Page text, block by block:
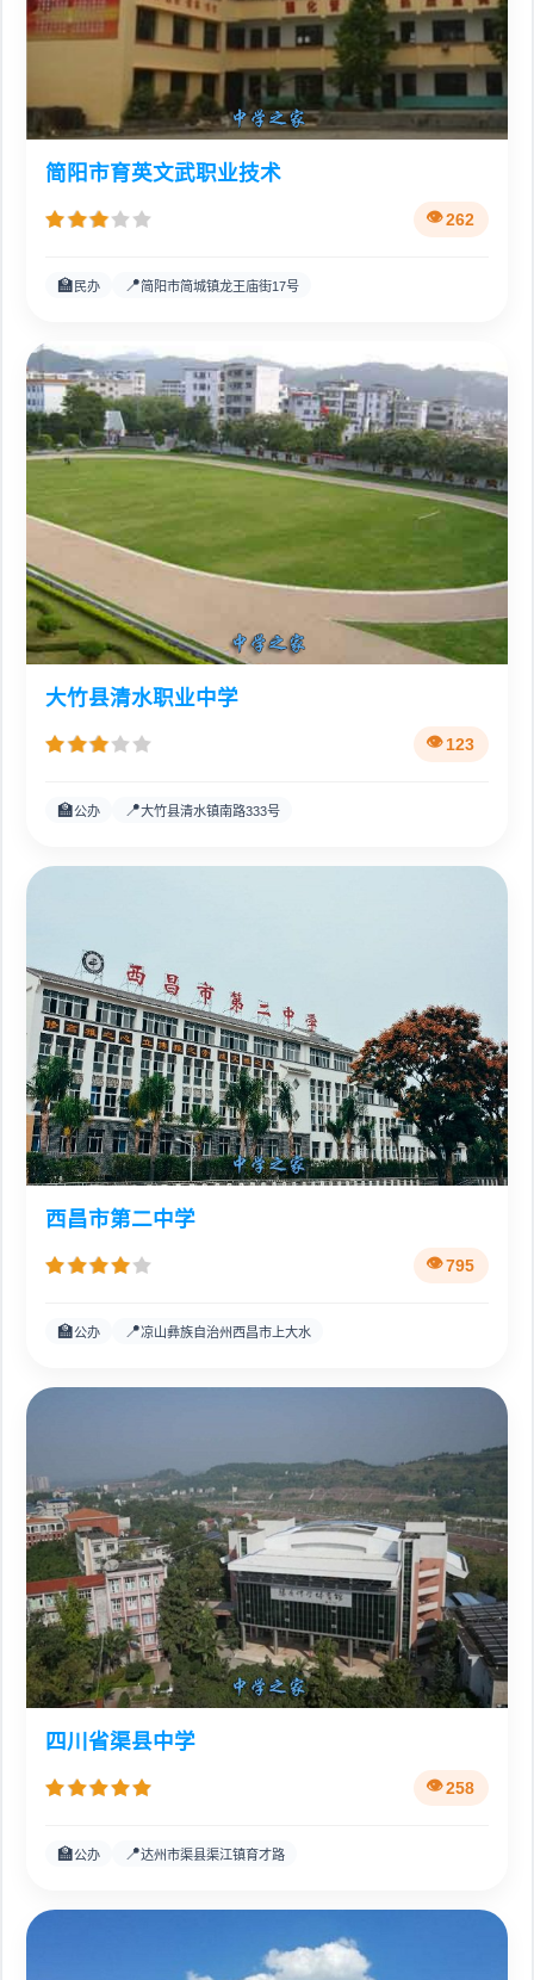
简阳市育英文武职业技术
262
🏫 民办 📍简阳市简城镇龙王庙街17号
大竹县清水职业中学
123
🏫公办 📍大竹县清水镇南路333号
西昌市第二中学
795
🏫公办 📍凉山彝族自治州西昌市上大水
四川省渠县中学
258
🏫公办 📍达州市渠县渠江镇育才路